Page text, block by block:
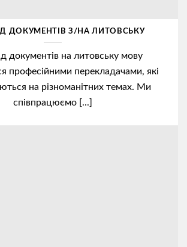
ДОКУМЕНТІВ З/НА ЛИТОВСЬКУ
документів на литовську мову
професійними перекладачами, які
на різноманітних темах. Ми
співпрацюємо [...]